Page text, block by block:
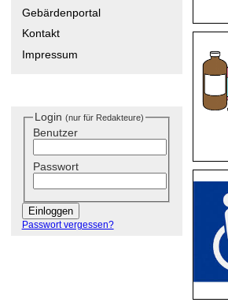
Gebärdenportal
Kontakt
Impressum
Login (nur für Redakteure)
Benutzer
Passwort
Passwort vergessen?